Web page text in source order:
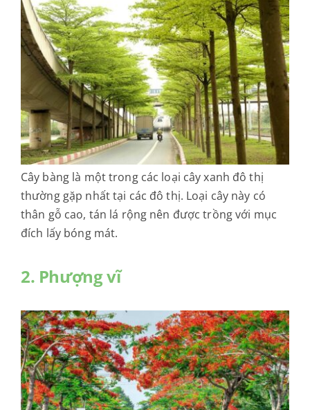
Cây bàng là một trong các loại cây xanh đô thị
thường gặp nhất tại các đô thị. Loại cây này có
thân gỗ cao, tán lá rộng nên được trồng với mục
đích lấy bóng mát.
2. Phượng vĩ